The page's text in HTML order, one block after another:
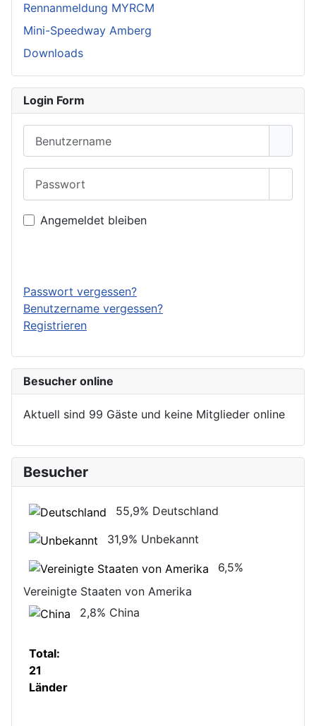
Rennanmeldung MYRCM
Mini-Speedway Amberg
Downloads
Login Form
Angemeldet bleiben
Passwort vergessen?
Benutzername vergessen?
Registrieren
Besucher online
Aktuell sind 99 Gäste und keine Mitglieder online
Besucher
55,9% Deutschland
31,9% Unbekannt
6,5%
Vereinigte Staaten von Amerika
2,8% China
Total:
21
Länder